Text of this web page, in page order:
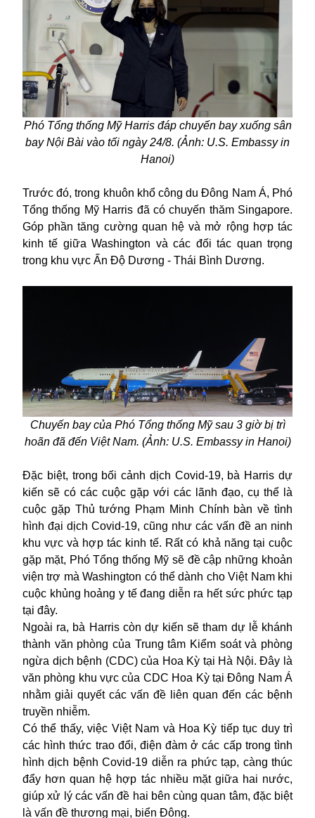
Phó Tổng thống Mỹ Harris đáp chuyến bay xuống sân
bay Nội Bài vào tối ngày 24/8. (Ảnh: U.S. Embassy in
Hanoi)
Trước đó, trong khuôn khổ công du Đông Nam Á, Phó
Tổng thống Mỹ Harris đã có chuyến thăm Singapore.
Góp phần tăng cường quan hệ và mở rộng hợp tác
kinh tế giữa Washington và các đối tác quan trọng
trong khu vực Ấn Độ Dương - Thái Bình Dương.
Chuyến bay của Phó Tổng thống Mỹ sau 3 giờ bị trì
hoãn đã đến Việt Nam. (Ảnh: U.S. Embassy in Hanoi)
Đặc biệt, trong bối cảnh dịch Covid-19, bà Harris dự
kiến sẽ có các cuộc gặp với các lãnh đạo, cụ thể là
cuộc gặp Thủ tướng Phạm Minh Chính bàn về tình
hình đại dịch Covid-19, cũng như các vấn đề an ninh
khu vực và hợp tác kinh tế. Rất có khả năng tại cuộc
gặp mặt, Phó Tổng thống Mỹ sẽ đề cập những khoản
viện trợ mà Washington có thể dành cho Việt Nam khi
cuộc khủng hoảng y tế đang diễn ra hết sức phức tạp
tại đây.
Ngoài ra, bà Harris còn dự kiến sẽ tham dự lễ khánh
thành văn phòng của Trung tâm Kiểm soát và phòng
ngừa dịch bệnh (CDC) của Hoa Kỳ tại Hà Nội. Đây là
văn phòng khu vực của CDC Hoa Kỳ tại Đông Nam Á
nhằm giải quyết các vấn đề liên quan đến các bệnh
truyền nhiễm.
Có thể thấy, việc Việt Nam và Hoa Kỳ tiếp tục duy trì
các hình thức trao đổi, điện đàm ở các cấp trong tình
hình dịch bệnh Covid-19 diễn ra phức tạp, càng thúc
đẩy hơn quan hệ hợp tác nhiều mặt giữa hai nước,
giúp xử lý các vấn đề hai bên cùng quan tâm, đặc biệt
là vấn đề thương mại, biển Đông.